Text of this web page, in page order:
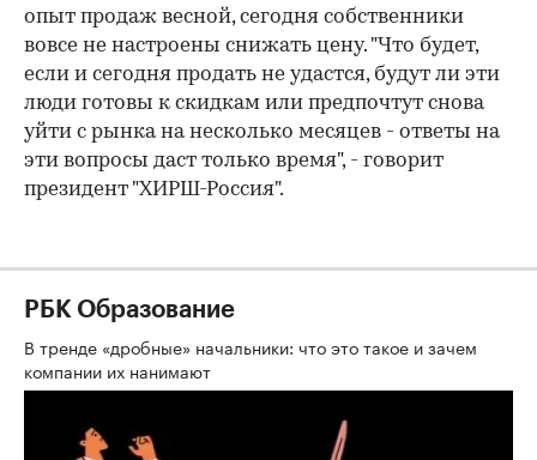
опыт продаж весной, сегодня собственники
вовсе не настроены снижать цену. "Что будет,
если и сегодня продать не удастся, будут ли эти
люди готовы к скидкам или предпочтут снова
уйти с рынка на несколько месяцев - ответы на
эти вопросы даст только время", - говорит
президент "ХИРШ-Россия".
РБК Образование
В тренде «дробные» начальники: что это такое и зачем
компании их нанимают